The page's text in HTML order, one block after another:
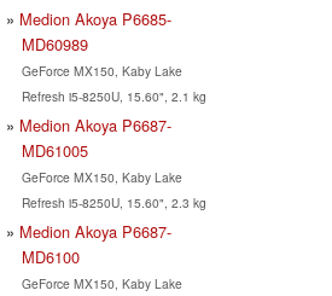
Medion Akoya P6685-
MD60989
GeForce MX150, Kaby Lake
Refresh i5-8250U, 15.60", 2.1 kg
Medion Akoya P6687-
MD61005
GeForce MX150, Kaby Lake
Refresh i5-8250U, 15.60", 2.3 kg
Medion Akoya P6687-
MD6100
GeForce MX150, Kaby Lake